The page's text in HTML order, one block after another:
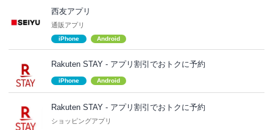
西友アプリ
通販アプリ
iPhone Android
Rakuten STAY​ - アプリ割引でおトクに予約
iPhone Android
Rakuten STAY - アプリ割引でおトクに予約
ショッピングアプリ